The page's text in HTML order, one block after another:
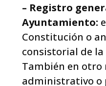
– Registro
Ayuntamiento:
Constitución o
consistorial de la
También en otro
administrativo o